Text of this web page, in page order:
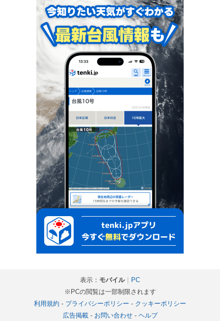
表示： モバイル｜ PC
※PCの閲覧は一部制限されます
利用規約 - プライバシーポリシー - クッキーポリシー
広告掲載- お問い合わせ- ヘルプ